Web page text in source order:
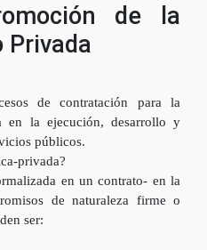
de la
Privada
de contratación para la
en la ejecución, desarrollo y
públicos.
privada?
en un contrato- en la
de naturaleza firme o
ser: